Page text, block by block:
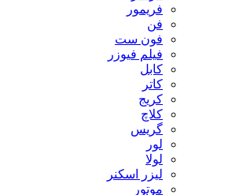
فریمور
فن
فون ست
فیلم فیوزر
کابل
کاتر
کریج
کلاچ
گریس
لور
لولا
لیزر اسکنر
موتور